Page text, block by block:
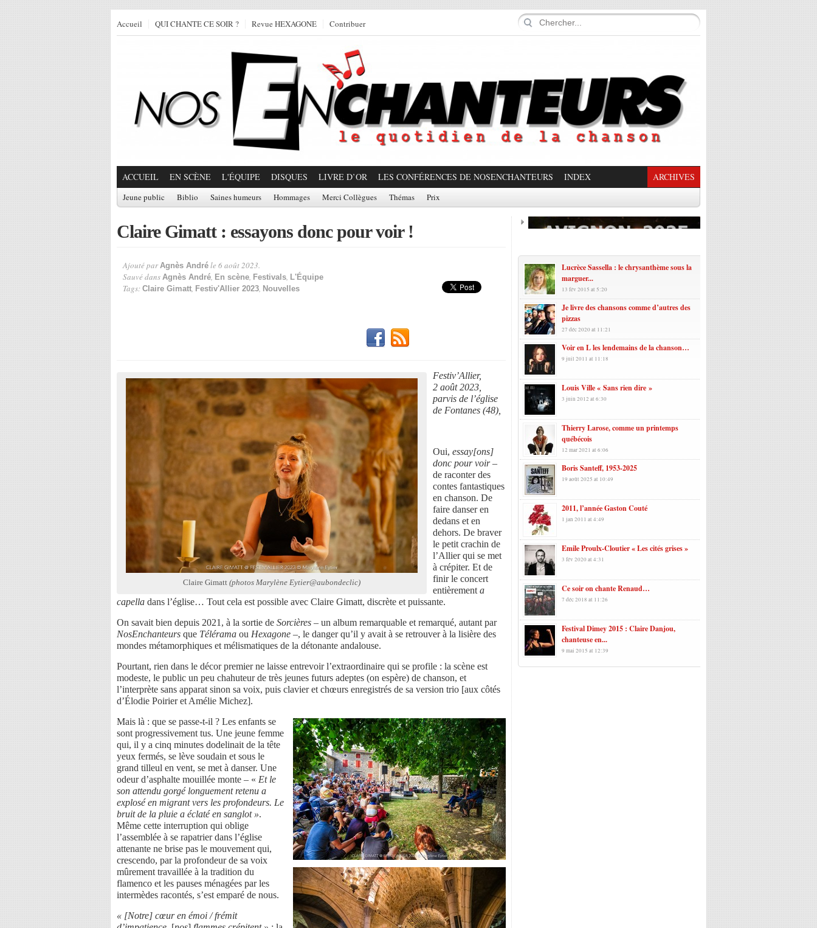
Accueil QUI CHANTE CE SOIR ? Revue HEXAGONE Contribuer
ACCUEIL EN SCÈNE L'ÉQUIPE DISQUES LIVRE D’OR LES CONFÉRENCES DE NOSENCHANTEURS INDEX ARCHIVES
Jeune public Biblio Saines humeurs Hommages Merci Collègues Thémas Prix
Claire Gimatt : essayons donc pour voir !
Ajouté par Agnès André le 6 août 2023.
Sauvé dans Agnès André, En scène, Festivals, L'Équipe
Tags: Claire Gimatt, Festiv'Allier 2023, Nouvelles
Claire Gimatt (photos Marylène Eytier@aubondeclic)
Festiv’Allier,
2 août 2023,
parvis de l’église
de Fontanes (48),
Oui, essay[ons]
donc pour voir–
de raconter des
contes fantastiques
en chanson. De
faire danser en
dedans et en
dehors. De braver
le petit crachin de
l’Allier qui se met
à crépiter. Et de
finir le concert
entièrement a
capella dans l’église… Tout cela est possible avec Claire Gimatt, discrète et puissante.
On savait bien depuis 2021, à la sortie de Sorcières – un album remarquable et remarqué, autant par
NosEnchanteurs que Télérama ou Hexagone –, le danger qu’il y avait à se retrouver à la lisière des
mondes métamorphiques et mélismatiques de la détonante andalouse.
Pourtant, rien dans le décor premier ne laisse entrevoir l’extraordinaire qui se profile : la scène est
modeste, le public un peu chahuteur de très jeunes futurs adeptes (on espère) de chanson, et
l’interprète sans apparat sinon sa voix, puis clavier et chœurs enregistrés de sa version trio [aux côtés
d’Élodie Poirier et Amélie Michez].
Mais là : que se passe-t-il ? Les enfants se
sont progressivement tus. Une jeune femme
qui, il y a cinq minutes dodelinait de la tête
yeux fermés, se lève soudain et sous le
grand tilleul en vent, se met à danser. Une
odeur d’asphalte mouillée monte – « Et le
son attendu gorgé longuement retenu a
explosé en migrant vers les profondeurs. Le
bruit de la pluie a éclaté en sanglot ».
Même cette interruption qui oblige
l’assemblée à se rapatrier dans l’église
attenante ne brise pas le mouvement qui,
crescendo, par la profondeur de sa voix
mûrement travaillée à la tradition du
flamenco et les pauses ménagées par les
intermèdes racontés, s’est emparé de nous.
« [Notre] cœur en émoi / frémit
Lucrèce Sassella : le chrysanthème sous la
marguer...
13 fév 2015 at 5:20
Je livre des chansons comme d’autres des
pizzas
27 déc 2020 at 11:21
Voir en L les lendemains de la chanson…
9 juil 2011 at 11:18
Louis Ville « Sans rien dire »
3 juin 2012 at 6:30
Thierry Larose, comme un printemps
québécois
12 mar 2021 at 6:06
Boris Santeff, 1953-2025
19 août 2025 at 10:49
2011, l’année Gaston Couté
1 jan 2011 at 4:49
Emile Proulx-Cloutier « Les cités grises »
3 fév 2020 at 4:31
Ce soir on chante Renaud…
7 déc 2018 at 11:26
Festival Dimey 2015 : Claire Danjou,
chanteuse en...
9 mai 2015 at 12:39